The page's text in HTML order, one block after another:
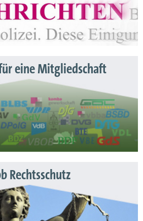
eine Mitgliedschaft
Rechtsschutz